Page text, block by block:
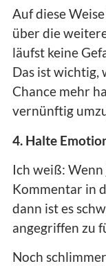
Auf diese
über die
läufst keine
Das ist wichtig,
Chance mehr
vernünftig
4. Halte
Ich weiß:
Kommentar in
dann ist es
angegriffen zu
Noch